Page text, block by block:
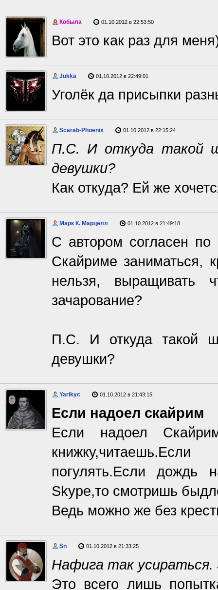
Кобыла 01.10.2012 в 22:53:50
Вот это как раз для
Jukka 01.10.2012 в 22:49:01
Уголёк да присыпки
Scarab-Phoenix 01.10.2012 в 22:15:24
П.С. И откуда такой
девушки?
Как откуда? Ей же
Марк К. Марцелл 01.10.2012 в 21:49:18
С автором согласен
Скайриме заниматься,
нельзя, выращивать
зачарование?
П.С. И откуда такой
девушки?
Yarikyc 01.10.2012 в 21:43:15
Если надоел скайрим
Если надоел
погулять.Если дождь
Skype,то смотришь
Ведь можно же без
Sn 01.10.2012 в 21:33:25
Нафига так усираться.
Это всего лишь